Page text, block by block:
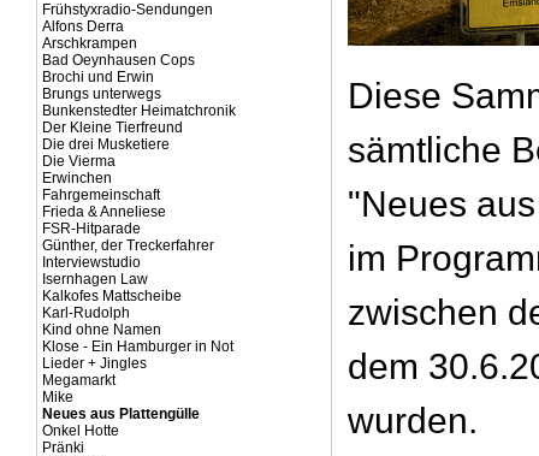
Frühstyxradio-Sendungen
Alfons Derra
Arschkrampen
Bad Oeynhausen Cops
Brochi und Erwin
Brungs unterwegs
Bunkenstedter Heimatchronik
Der Kleine Tierfreund
Die drei Musketiere
Die Vierma
Erwinchen
Fahrgemeinschaft
Frieda & Anneliese
FSR-Hitparade
Günther, der Treckerfahrer
Interviewstudio
Isernhagen Law
Kalkofes Mattscheibe
Karl-Rudolph
Kind ohne Namen
Klose - Ein Hamburger in Not
Lieder + Jingles
Megamarkt
Mike
Neues aus Plattengülle
Onkel Hotte
Pränki
Diese
sämtliche
"Neues
im
zwischen
dem
wurden.